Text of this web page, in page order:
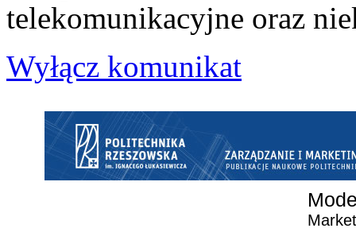
telekomunikacyjne oraz
Wyłącz komunikat